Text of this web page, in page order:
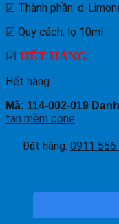
☑ Thành phần: d-
☑ Quy cách: lọ 10ml
☑ HẾT HÀNG
Hết hàng
Mã: 114-002-019
tan mềm cone
Đặt hàng: 0911 556